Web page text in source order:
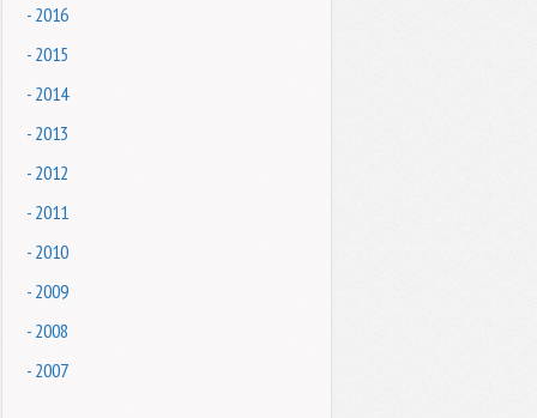
- 2016
- 2015
- 2014
- 2013
- 2012
- 2011
- 2010
- 2009
- 2008
- 2007